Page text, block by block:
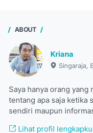
ABOUT
Kriana
Singaraja,
Saya hanya orang
tentang apa saja ketika
sendiri maupun
Lihat profil lengkapku